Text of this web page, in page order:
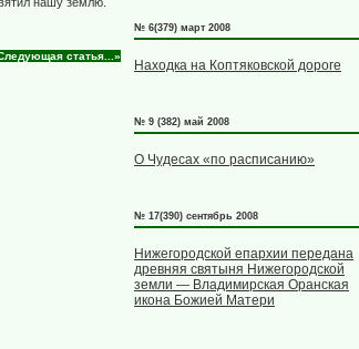
статья...»
№ 6(379) март 2008
Находка на Коптяковской дороге
№ 9 (382) май 2008
О Чудесах «по расписанию»
№ 17(390) сентябрь 2008
Нижегородской епархии передана
древняя святыня Нижегородской
земли — Владимирская Оранская
икона Божией Матери